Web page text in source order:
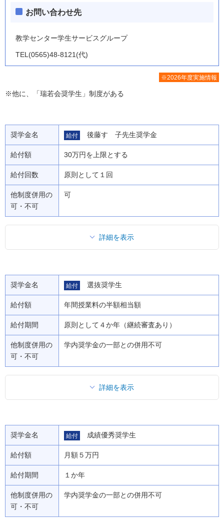
お問い合わせ先
教学センター学生サービスグループ
TEL(0565)48-8121(代)
※2026年度実施情報
※他に、「瑞若会奨学生」制度がある
奨学金名 給付 後藤すゞ子先生奨学金
給付額 30万円を上限とする
給付回数 原則として１回
他制度併用の
可・不可
可
詳細を表示
奨学金名 給付 選抜奨学生
給付額 年間授業料の半額相当額
給付期間 原則として４か年（継続審査あり）
他制度併用の
可・不可
学内奨学金の一部との併用不可
詳細を表示
奨学金名 給付 成績優秀奨学生
給付額 月額５万円
給付期間 １か年
他制度併用の
可・不可
学内奨学金の一部との併用不可